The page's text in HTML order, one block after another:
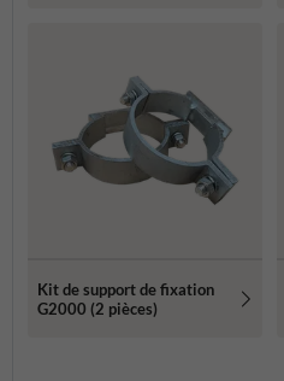
Kit de support de fixation
G2000 (2 pièces)